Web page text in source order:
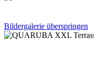
Bildergalerie überspringen